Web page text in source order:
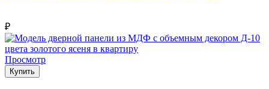
₽
Просмотр
Купить